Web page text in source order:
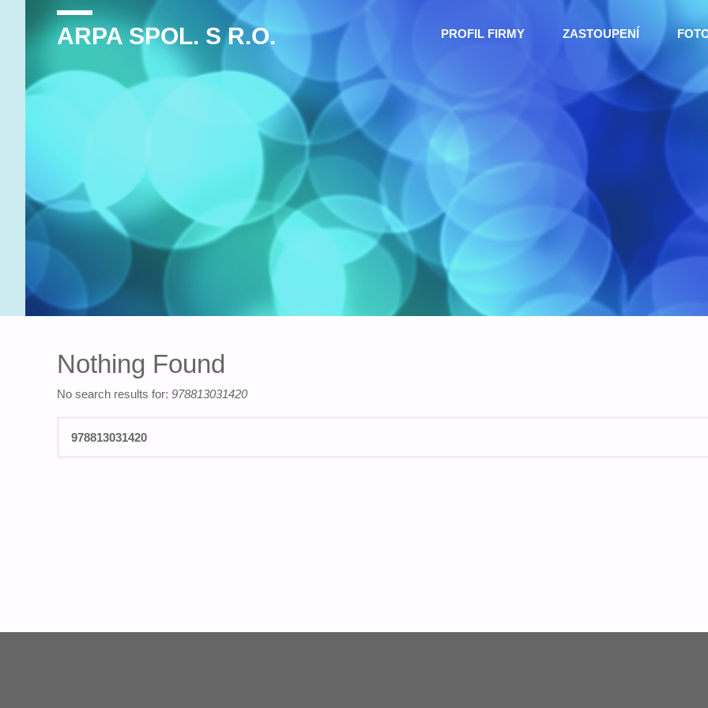
ARPA SPOL. S R.O.
content
PROFIL FIRMY ZASTOUPENÍ
Nothing Found
No search results for: 978813031420